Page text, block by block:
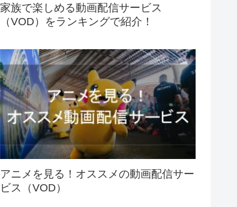
家族で楽しめる動画配信サービス
（VOD）をランキングで紹介！
アニメを見る！オススメの動画配信サー
ビス（VOD）